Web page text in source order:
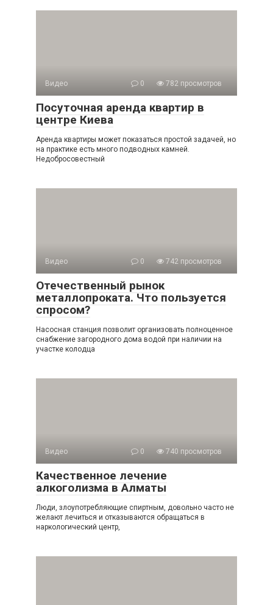
Видео 0 782 просмотров
Посуточная аренда квартир в
центре Киева
Аренда квартиры может показаться простой задачей, но
на практике есть много подводных камней.
Недобросовестный
Видео 0 742 просмотров
Отечественный рынок
металлопроката. Что пользуется
спросом?
Насосная станция позволит организовать полноценное
снабжение загородного дома водой при наличии на
участке колодца
Видео 0 740 просмотров
Качественное лечение
алкоголизма в Алматы
Люди, злоупотребляющие спиртным, довольно часто не
желают лечиться и отказываются обращаться в
наркологический центр,